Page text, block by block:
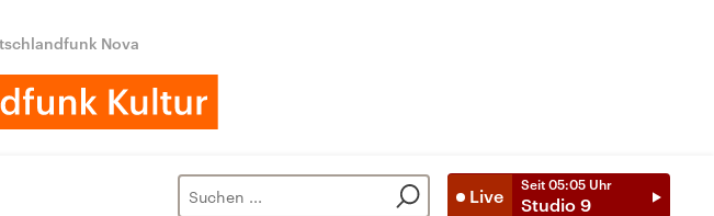
Nova
Live
Seit 05:05 Uhr
Studio 9